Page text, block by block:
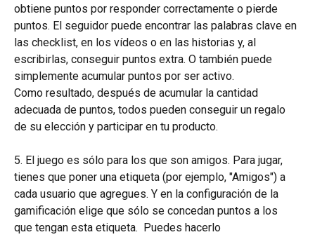
obtiene puntos por responder correctamente o pierde
puntos. El seguidor puede encontrar las palabras clave en
las checklist, en los vídeos o en las historias y, al
escribirlas, conseguir puntos extra. O también puede
simplemente acumular puntos por ser activo.
Como resultado, después de acumular la cantidad
adecuada de puntos, todos pueden conseguir un regalo
de su elección y participar en tu producto.
5. El juego es sólo para los que son amigos. Para jugar,
tienes que poner una etiqueta (por ejemplo, "Amigos") a
cada usuario que agregues. Y en la configuración de la
gamificación elige que sólo se concedan puntos a los
que tengan esta etiqueta.  Puedes hacerlo